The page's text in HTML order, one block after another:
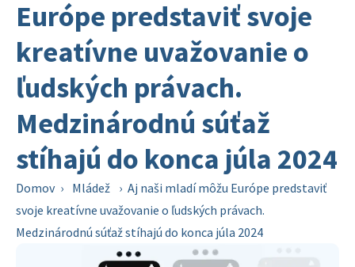
Európe predstaviť svoje
kreatívne uvažovanie o
ľudských právach.
Medzinárodnú súťaž
stíhajú do konca júla 2024
Domov › Mládež › Aj naši mladí môžu Európe predstaviť
svoje kreatívne uvažovanie o ľudských právach.
Medzinárodnú súťaž stíhajú do konca júla 2024